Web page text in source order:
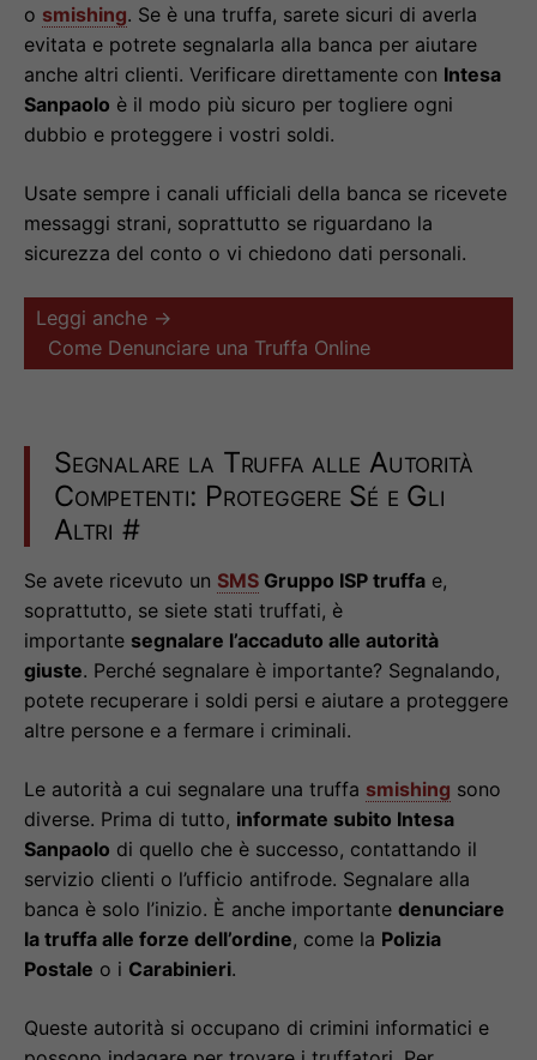
o smishing. Se è una truffa, sarete sicuri di averla
evitata e potrete segnalarla alla banca per aiutare
anche altri clienti. Verificare direttamente con Intesa
Sanpaolo è il modo più sicuro per togliere ogni
dubbio e proteggere i vostri soldi.
Usate sempre i canali ufficiali della banca se ricevete
messaggi strani, soprattutto se riguardano la
sicurezza del conto o vi chiedono dati personali.
Leggi anche →
Come Denunciare una Truffa Online
Segnalare la Truffa alle Autorità
Competenti: Proteggere Sé e Gli
Altri #
Se avete ricevuto un SMS Gruppo ISP truffa e,
soprattutto, se siete stati truffati, è
importante segnalare l’accaduto alle autorità
giuste. Perché segnalare è importante? Segnalando,
potete recuperare i soldi persi e aiutare a proteggere
altre persone e a fermare i criminali.
Le autorità a cui segnalare una truffa smishing sono
diverse. Prima di tutto, informate subito Intesa
Sanpaolo di quello che è successo, contattando il
servizio clienti o l’ufficio antifrode. Segnalare alla
banca è solo l’inizio. È anche importante denunciare
la truffa alle forze dell’ordine, come la Polizia
Postale o i Carabinieri.
Queste autorità si occupano di crimini informatici e